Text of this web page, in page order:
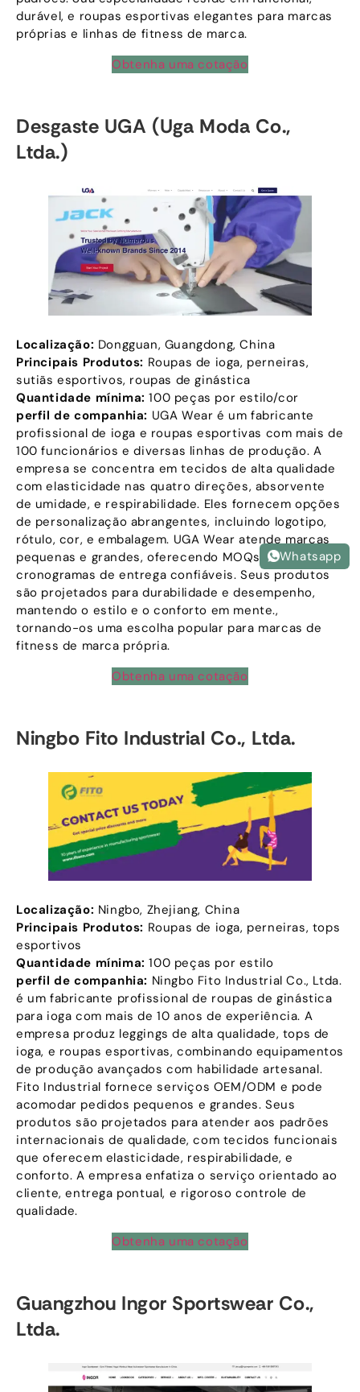
durável, e roupas esportivas elegantes para marcas
próprias e linhas de fitness de marca.
Obtenha uma cotação
Desgaste UGA (Uga Moda Co.,
Ltda.)
Localização: Dongguan, Guangdong, China
Principais Produtos: Roupas de ioga, perneiras,
sutiãs esportivos, roupas de ginástica
Quantidade mínima: 100 peças por estilo/cor
perfil de companhia: UGA Wear é um fabricante
profissional de ioga e roupas esportivas com mais de
100 funcionários e diversas linhas de produção. A
empresa se concentra em tecidos de alta qualidade
com elasticidade nas quatro direções, absorvente
de umidade, e respirabilidade. Eles fornecem opções
de personalização abrangentes, incluindo logotipo,
rótulo, cor, e embalagem. UGA Wear atende marcas
pequenas e grandes, oferecendo MOQs flexíveis e
cronogramas de entrega confiáveis. Seus produtos
são projetados para durabilidade e desempenho,
mantendo o estilo e o conforto em mente.,
tornando-os uma escolha popular para marcas de
fitness de marca própria.
Obtenha uma cotação
Ningbo Fito Industrial Co., Ltda.
Localização: Ningbo, Zhejiang, China
Principais Produtos: Roupas de ioga, perneiras, tops
esportivos
Quantidade mínima: 100 peças por estilo
perfil de companhia: Ningbo Fito Industrial Co., Ltda.
é um fabricante profissional de roupas de ginástica
para ioga com mais de 10 anos de experiência. A
empresa produz leggings de alta qualidade, tops de
ioga, e roupas esportivas, combinando equipamentos
de produção avançados com habilidade artesanal.
Fito Industrial fornece serviços OEM/ODM e pode
acomodar pedidos pequenos e grandes. Seus
produtos são projetados para atender aos padrões
internacionais de qualidade, com tecidos funcionais
que oferecem elasticidade, respirabilidade, e
conforto. A empresa enfatiza o serviço orientado ao
cliente, entrega pontual, e rigoroso controle de
qualidade.
Obtenha uma cotação
Guangzhou Ingor Sportswear Co.,
Ltda.
Whatsapp